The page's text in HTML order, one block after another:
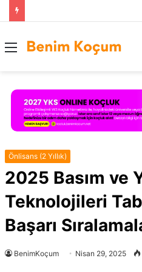
Menü
Önlisans (2 Yıllık)
2025 Basım ve
Teknolojileri
Başarı
BenimKoçum Nisan 29, 2025